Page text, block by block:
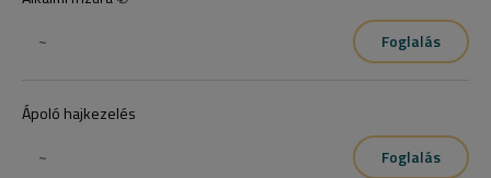
~
Foglalás
Ápoló hajkezelés
~
Foglalás